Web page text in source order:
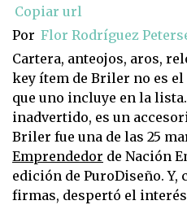
Copiar url
Por Flor Rodríguez
Cartera, anteojos, aros,
key ítem de Briler no es
que uno incluye en la
inadvertido, es un
Briler fue una de las 25
Emprendedor de Nación
edición de PuroDiseño. Y,
firmas, despertó el